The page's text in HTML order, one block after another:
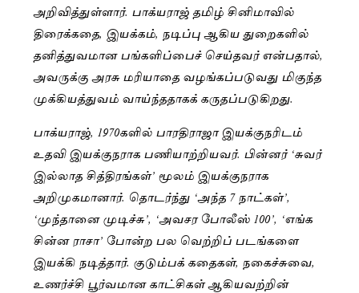
அறிவித்துள்ளார். பாக்யராஜ் தமிழ் சினிமாவில்
திரைக்கதை, இயக்கம், நடிப்பு ஆகிய துறைகளில்
தனித்துவமான பங்களிப்பைச் செய்தவர் என்பதால்,
அவருக்கு அரசு மரியாதை வழங்கப்படுவது மிகுந்த
முக்கியத்துவம் வாய்ந்ததாகக் கருதப்படுகிறது.
பாக்யராஜ், 1970களில் பாரதிராஜா இயக்குநரிடம்
உதவி இயக்குநராக பணியாற்றியவர். பின்னர் ‘சுவர்
இல்லாத சித்திரங்கள்’ மூலம் இயக்குநராக
அறிமுகமானார். தொடர்ந்து ‘அந்த 7 நாட்கள்’,
‘முந்தானை முடிச்சு’, ‘அவசர போலீஸ் 100’, ‘எங்க
சின்ன ராசா’ போன்ற பல வெற்றிப் படங்களை
இயக்கி நடித்தார். குடும்பக் கதைகள், நகைச்சுவை,
உணர்ச்சி பூர்வமான காட்சிகள் ஆகியவற்றின்